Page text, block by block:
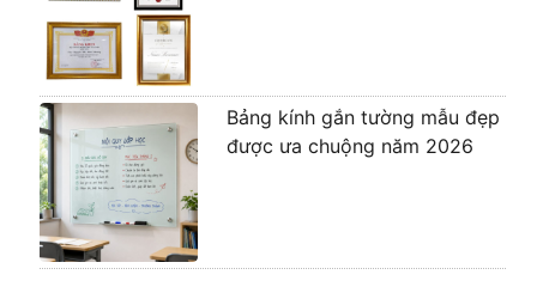
Bảng kính gắn tường mẫu đẹp
được ưa chuộng năm 2026